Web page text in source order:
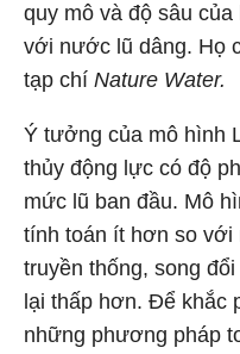
quy mô và độ sâu
với nước lũ dâng. Họ
tạp chí Nature Water.
Ý tưởng của mô hình
thủy động lực có độ
mức lũ ban đầu. Mô
tính toán ít hơn so với
truyền thống, song
lại thấp hơn. Để khắc
những phương pháp